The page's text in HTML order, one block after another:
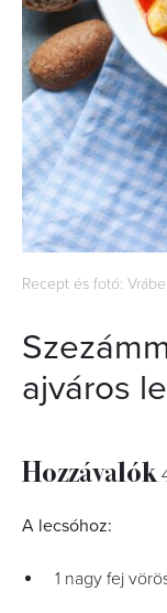
Recept és fotó:
ajváros
Hozzávalók
A lecsóhoz:
1 nagy fej